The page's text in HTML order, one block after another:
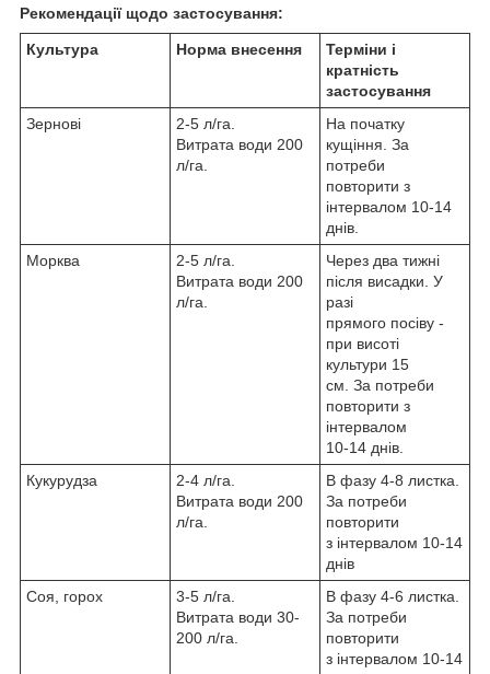
Рекомендації щодо застосування:
Культура Норма внесення
Терміни і
кратність
застосування
Зернові
2-5 л/га.
Витрата води 200
л/га.
На початку
кущіння. За
потреби
повторити з
інтервалом 10-14
днів.
Морква
2-5 л/га.
Витрата води 200
л/га.
Через два тижні
після висадки. У
разі
прямого посіву -
при висоті
культури 15
см. За потреби
повторити з
інтервалом
10-14 днів.
Кукурудза
2-4 л/га.
Витрата води 200
л/га.
В фазу 4-8 листка.
За потреби
повторити
з інтервалом 10-14
днів
Соя, горох
3-5 л/га.
Витрата води 30-
200 л/га.
В фазу 4-6 листка.
За потреби
повторити
з інтервалом 10-14